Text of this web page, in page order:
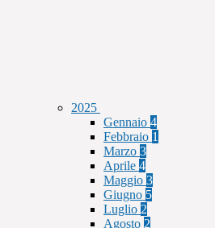
2025
Gennaio 4
Febbraio 1
Marzo 3
Aprile 4
Maggio 3
Giugno 5
Luglio 2
Agosto 2